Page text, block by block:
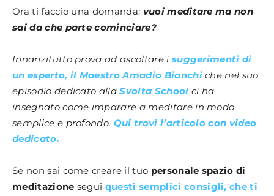
Ora ti faccio una domanda: vuoi meditare ma non
sai da che parte cominciare?
Innanzitutto prova ad ascoltare i suggerimenti di
un esperto, il Maestro Amadio Bianchi che nel suo
episodio dedicato allaSvolta School ci ha
insegnato come imparare a meditare in modo
semplice e profondo. Qui trovi l’articolo con video
dedicato.
Se non sai come creare il tuo personale spazio di
meditazione segui questi semplici consigli, che ti